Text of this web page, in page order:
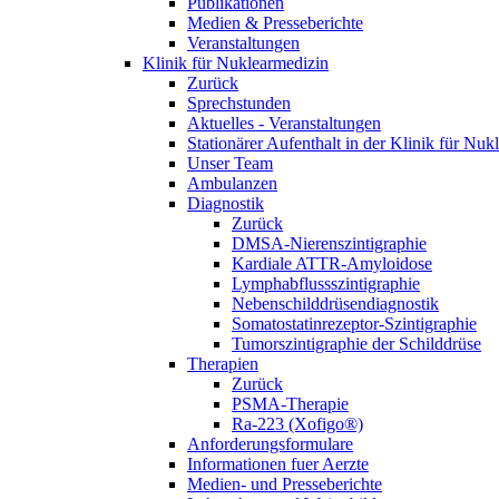
Medien & Presseberichte
Veranstaltungen
Klinik für Nuklearmedizin
Zurück
Sprechstunden
Aktuelles - Veranstaltungen
Stationärer Aufenthalt in der Klinik für
Unser Team
Ambulanzen
Diagnostik
Zurück
DMSA-Nierenszintigraphie
Kardiale ATTR-Amyloidose
Lymphabflussszintigraphie
Nebenschilddrüsendiagnostik
Somatostatinrezeptor-Szintigraphie
Tumorszintigraphie der Schilddrüse
Therapien
Zurück
PSMA-Therapie
Ra-223 (Xofigo®)
Anforderungsformulare
Informationen fuer Aerzte
Medien- und Presseberichte